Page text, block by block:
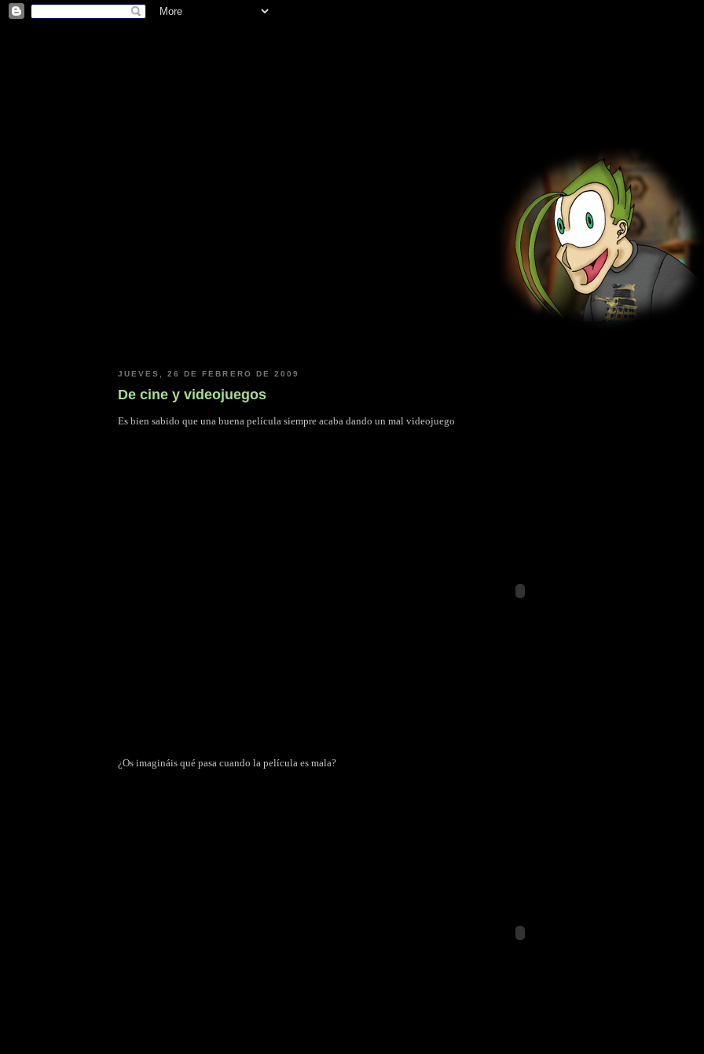
JUEVES, 26 DE FEBRERO DE 2009
De cine y videojuegos
Es bien sabido que una buena película siempre acaba dando un mal videojuego
¿Os imagináis qué pasa cuando la película es mala?